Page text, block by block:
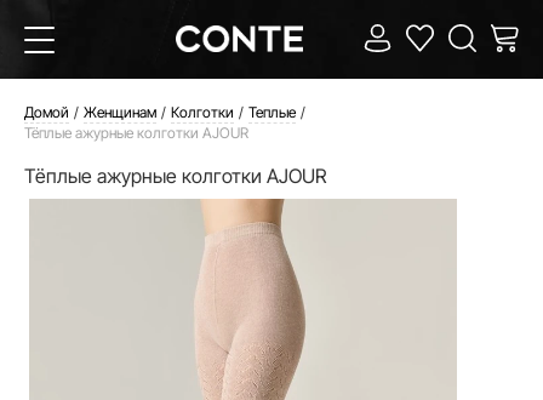
Домой Женщинам Колготки
Теплые
Тёплые ажурные колготки AJOUR
Тёплые ажурные колготки AJOUR